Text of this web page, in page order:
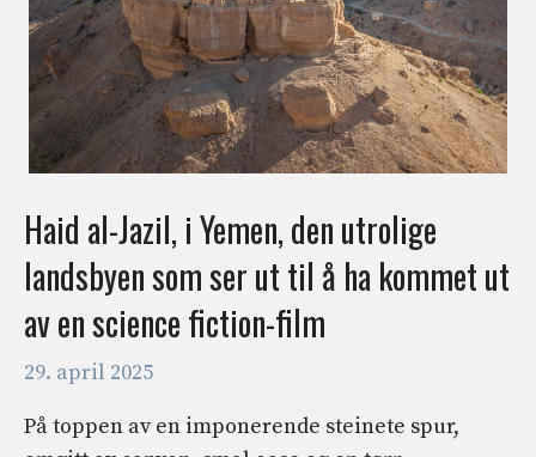
Haid al-Jazil, i Yemen, den utrolige
landsbyen som ser ut til å ha kommet ut
av en science fiction-film
29. april 2025
På toppen av en imponerende steinete spur,